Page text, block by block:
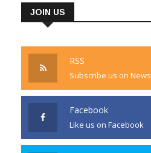
JOIN US
RSS
Subscribe us on News
Facebook
Like us on Facebook